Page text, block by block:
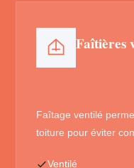
Faîtières
Faîtage ventilé
toiture pour éviter
Ventilé